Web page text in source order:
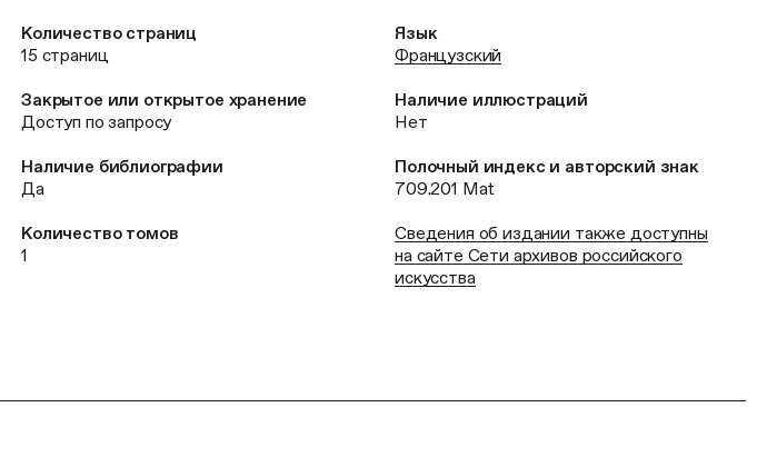
Количество страниц
15 страниц
Язык
Французский
Закрытое или открытое хранение
Доступ по запросу
Наличие иллюстраций
Нет
Наличие библиографии
Да
Полочный индекс и авторский знак
709.201 Mat
Количество томов
1
Сведения об издании также доступны
на сайте Сети архивов российского
искусства